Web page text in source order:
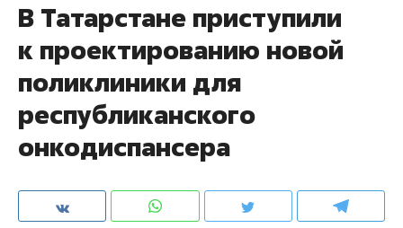
В Татарстане приступили
к проектированию новой
поликлиники для
республиканского
онкодиспансера